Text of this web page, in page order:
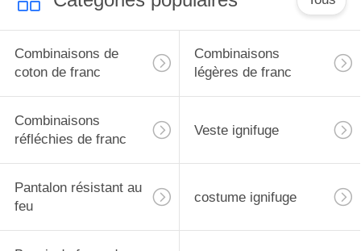
Combinaisons de
coton de franc
Combinaisons
légères de franc
Combinaisons
réfléchies de franc
Veste ignifuge
Pantalon résistant au
feu
costume ignifuge